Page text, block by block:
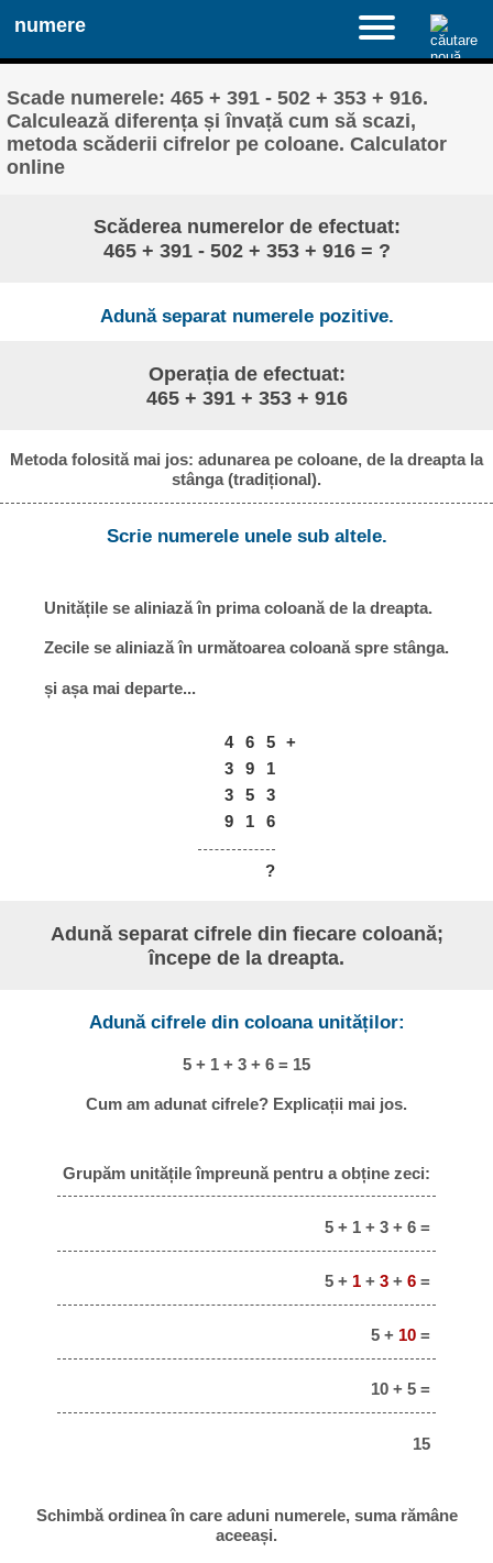
numere
Scade numerele: 465 + 391 - 502 + 353 + 916.
Calculează diferența și învață cum să scazi,
metoda scăderii cifrelor pe coloane. Calculator
online
Scăderea numerelor de efectuat:
465 + 391 - 502 + 353 + 916 = ?
Adună separat numerele pozitive.
Operația de efectuat:
465 + 391 + 353 + 916
Metoda folosită mai jos: adunarea pe coloane, de la dreapta la
stânga (tradițional).
Scrie numerele unele sub altele.
Unitățile se aliniază în prima coloană de la dreapta.
Zecile se aliniază în următoarea coloană spre stânga.
și așa mai departe...
4 6 5
+
3
9
1
3
5
3
9
1 6
?
Adună separat cifrele din fiecare coloană;
începe de la dreapta.
Adună cifrele din coloana unităților:
5 + 1 + 3 + 6 = 15
Cum am adunat cifrele? Explicații mai jos.
Grupăm unitățile împreună pentru a obține zeci:
5 + 1 + 3 + 6 =
5 + 1 + 3 + 6 =
5 + 10 =
10 + 5 =
15
Schimbă ordinea în care aduni numerele, suma rămâne
aceeași.